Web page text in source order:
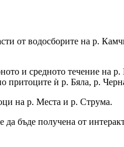
от водосборите на р.
и средното течение на
притоците ѝ р. Бяла, р.
на р. Места и р. Струма.
бъде получена от